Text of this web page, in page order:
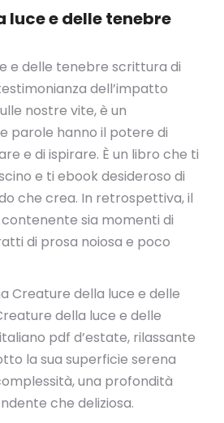
luce e delle tenebre
e delle tenebre scrittura di
dell’impatto
nostre vite, è un
parole hanno il potere di
e di ispirare. È un libro che ti
e ti ebook desideroso di
che crea. In retrospettiva, il
sia momenti di
di prosa noiosa e poco
Creature della luce e delle
della luce e delle
pdf d’estate, rilassante
la sua superficie serena
una profondità
che deliziosa.